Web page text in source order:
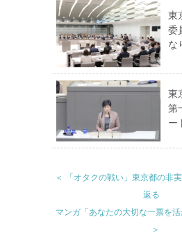
東
委
な
東
第
ー
＜ 「オタクの戦い」東京都の非
返る
マンガ「あなたの大切な一票を活
＞